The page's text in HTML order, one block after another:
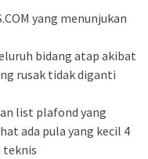
yang menunjukan
bidang atap akibat
rusak tidak diganti
list plafond yang
ada pula yang kecil 4
teknis